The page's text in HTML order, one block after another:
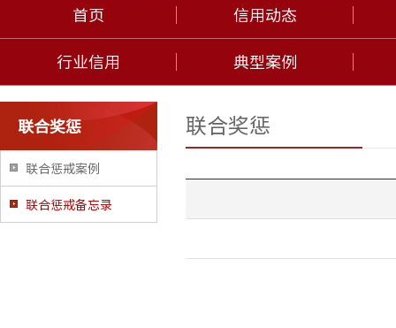
首页
信用动态
行业信用
典型案例
联合奖惩
联合惩戒案例
联合惩戒备忘录
联合奖惩